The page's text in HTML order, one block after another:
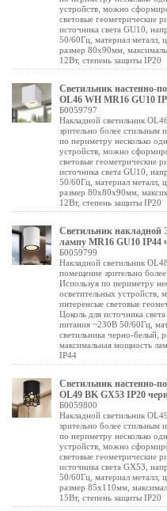
устройств, можно
световые геометрические
источника света GU10,
50/60Гц, материал металл,
размер 80x90мм,
12Вт, степень защиты IP20
Светильник настенно-
OL46 WH MR16 GU10
Б0059797
Накладной светильник
зрительно более стильным
по периметру несколько
устройств, можно
световые геометрические
источника света GU10,
50/60Гц, материал металл,
размер 80x80x90мм,
12Вт, степень защиты IP20
Светильник накладной
лампу MR16 GU10 IP44
Б0059799
Накладной светильник
помещение зрительно
Используя по периметру
осветительных устройств,
интеренсые световые
Цоколь для источника
питания ~230В 50/60Гц,
светильника черно-белый,
максимальная мощность
IP44
Светильник настенно-
OL49 BK GX53 IP20
Б0059800
Накладной светильник
зрительно более стильным
по периметру несколько
устройств, можно
световые геометрические
источника света GX53,
50/60Гц, материал металл,
размер 85x110мм,
15Вт, степень защиты IP20